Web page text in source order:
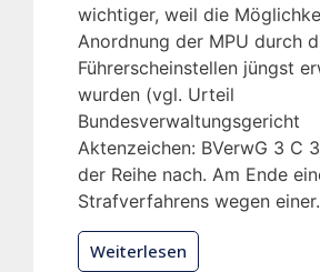
wichtiger, weil die
Anordnung der MPU durch
Führerscheinstellen jüngst
wurden (vgl. Urteil
Bundesverwaltungsgericht
Aktenzeichen: BVerwG 3 C
der Reihe nach. Am Ende
Strafverfahrens wegen
Weiterlesen